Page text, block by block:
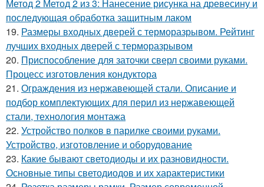
Метод 2 Метод 2 из 3: Нанесение рисунка на древесину и
последующая обработка защитным лаком
19. Размеры входных дверей с терморазрывом. Рейтинг
лучших входных дверей с терморазрывом
20. Приспособление для заточки сверл своими руками.
Процесс изготовления кондуктора
21. Ограждения из нержавеющей стали. Описание и
подбор комплектующих для перил из нержавеющей
стали, технология монтажа
22. Устройство полков в парилке своими руками.
Устройство, изготовление и оборудование
23. Какие бывают светодиоды и их разновидности.
Основные типы светодиодов и их характеристики